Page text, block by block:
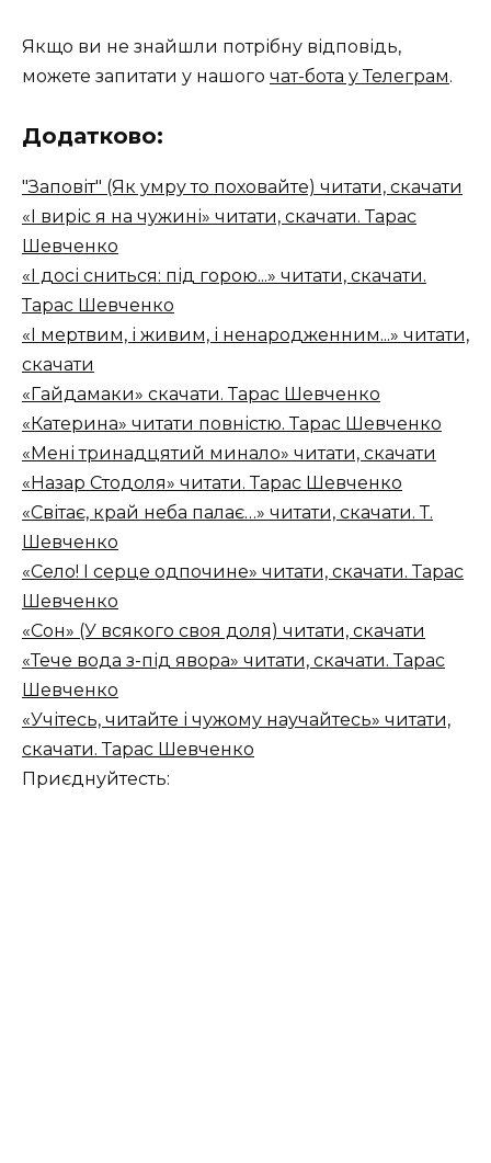
Якщо ви не знайшли потрібну відповідь,
можете запитати у нашого чат-бота у Телеграм.
Додатково:
"Заповіт" (Як умру то поховайте) читати, скачати
«І виріс я на чужині» читати, скачати. Тарас
Шевченко
«І досі сниться: під горою...» читати, скачати.
Тарас Шевченко
«І мертвим, і живим, і ненародженним...» читати,
скачати
«Гайдамаки» скачати. Тарас Шевченко
«Катерина» читати повністю. Тарас Шевченко
«Мені тринадцятий минало» читати, скачати
«Назар Стодоля» читати. Тарас Шевченко
«Світає, край неба палає…» читати, скачати. Т.
Шевченко
«Село! І серце одпочине» читати, скачати. Тарас
Шевченко
«Сон» (У всякого своя доля) читати, скачати
«Тече вода з-під явора» читати, скачати. Тарас
Шевченко
«Учітесь, читайте і чужому научайтесь» читати,
скачати. Тарас Шевченко
Приєднуйтесть: